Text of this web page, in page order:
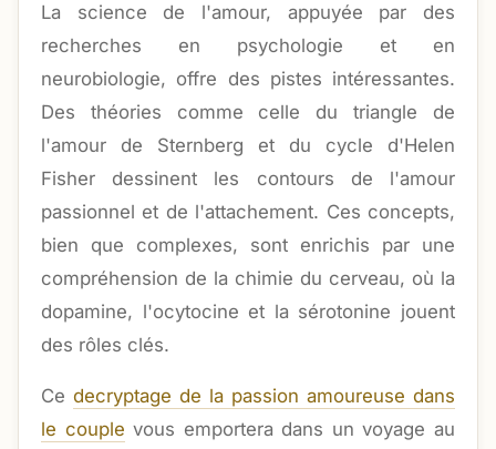
La science de l'amour, appuyée par des
recherches en psychologie et en
neurobiologie, offre des pistes intéressantes.
Des théories comme celle du triangle de
l'amour de Sternberg et du cycle d'Helen
Fisher dessinent les contours de l'amour
passionnel et de l'attachement. Ces concepts,
bien que complexes, sont enrichis par une
compréhension de la chimie du cerveau, où la
dopamine, l'ocytocine et la sérotonine jouent
des rôles clés.
Ce decryptage de la passion amoureuse dans
le couple vous emportera dans un voyage au